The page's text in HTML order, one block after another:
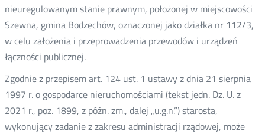
nieuregulowanym stanie prawnym, położonej w miejscowości
Szewna, gmina Bodzechów, oznaczonej jako działka nr 112/3,
w celu założenia i przeprowadzenia przewodów i urządzeń
łączności publicznej.
Zgodnie z przepisem art. 124 ust. 1 ustawy z dnia 21 sierpnia
1997 r. o gospodarce nieruchomościami (tekst jedn. Dz. U. z
2021 r., poz. 1899, z późn. zm., dalej „u.g.n.”) starosta,
wykonujący zadanie z zakresu administracji rządowej, może